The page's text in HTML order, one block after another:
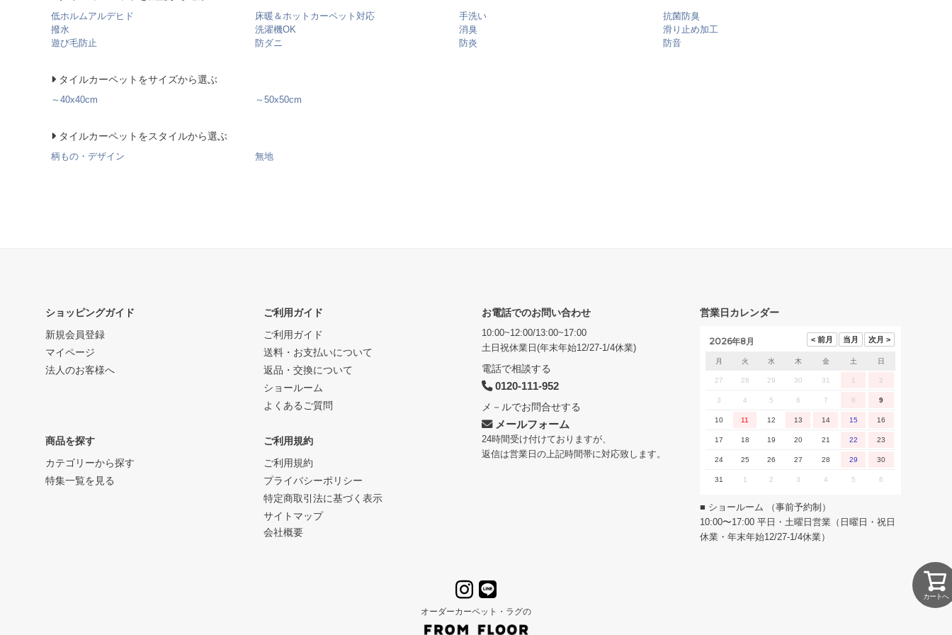
カートへ
低ホルムアルデヒド 床暖＆ホットカーペット対応 手洗い
抗菌防臭
撥水
洗濯機OK 消臭
滑り止め加工
遊び毛防止
防ダニ 防炎 防音
タイルカーペットをサイズから選ぶ
～40x40cm ～50x50cm
タイルカーペットをスタイルから選ぶ
柄もの・デザイン 無地
ショッピングガイド
新規会員登録
マイページ
法人のお客様へ
商品を探す
カテゴリーから探す
特集一覧を見る
ご利用ガイド
ご利用ガイド
送料・お支払いについて
返品・交換について
ショールーム
よくあるご質問
ご利用規約
ご利用規約
プライバシーポリシー
特定商取引法に基づく表示
サイトマップ
会社概要
お電話でのお問い合わせ
10:00~12:00/13:00~17:00
土日祝休業日(年末年始12/27-1/4休業)
電話で相談する
0120-111-952
メ－ルでお問合せする
メールフォーム
24時間受け付けておりますが、
返信は営業日の上記時間帯に対応致します。
営業日カレンダー
2026年8月
月 火 水 木 金 土 日
27 28 29 30 31 1 2
3 4 5 6 7 8 9
10 11 12 13 14 15 16
17 18 19 20 21 22 23
24 25 26 27 28 29 30
31 1 2 3 4 5 6
■ ショールーム （事前予約制）
10:00〜17:00 平日・土曜日営業（日曜日・祝日
休業・年末年始12/27-1/4休業）
オーダーカーペット・ラグの